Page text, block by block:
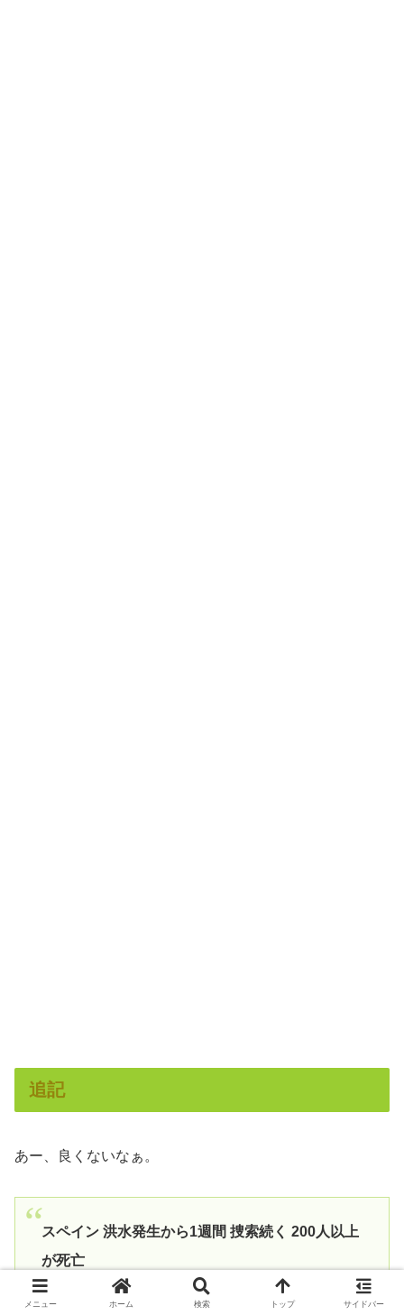
追記
あー、良くないなぁ。
スペイン 洪水発生から1週間 捜索続く 200人以上
が死亡
メニュー ホーム 検索 トップ サイドバー